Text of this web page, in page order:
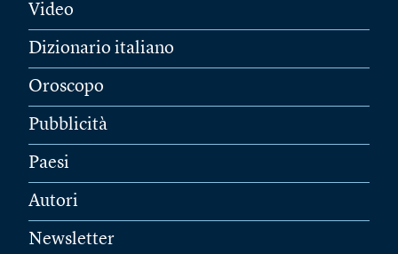
Video
Dizionario italiano
Oroscopo
Pubblicità
Paesi
Autori
Newsletter